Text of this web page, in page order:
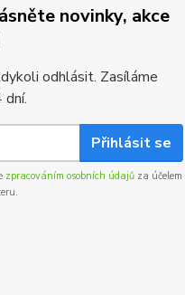
novinky, akce
odhlásit. Zasíláme
dní.
Přihlásit se
zpracováním osobních údajů za účelem